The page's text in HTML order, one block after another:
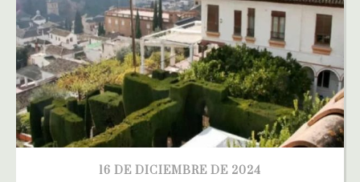
16 DE DICIEMBRE DE 2024